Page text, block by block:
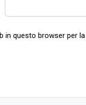
in questo browser per